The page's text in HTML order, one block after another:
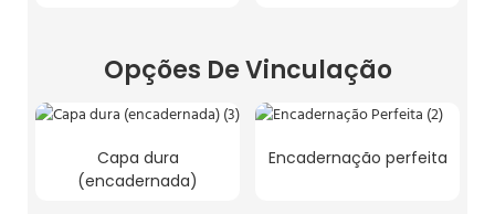
Opções De Vinculação
Capa dura
(encadernada)
Encadernação perfeita